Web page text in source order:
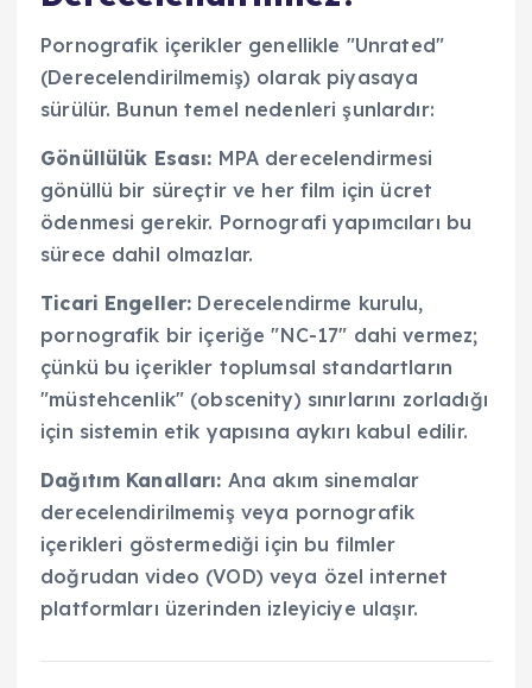
Pornografik içerikler genellikle "Unrated"
(Derecelendirilmemiş) olarak piyasaya
sürülür. Bunun temel nedenleri şunlardır:
Gönüllülük Esası: MPA derecelendirmesi
gönüllü bir süreçtir ve her film için ücret
ödenmesi gerekir. Pornografi yapımcıları bu
sürece dahil olmazlar.
Ticari Engeller: Derecelendirme kurulu,
pornografik bir içeriğe "NC-17" dahi vermez;
çünkü bu içerikler toplumsal standartların
"müstehcenlik" (obscenity) sınırlarını zorladığı
için sistemin etik yapısına aykırı kabul edilir.
Dağıtım Kanalları: Ana akım sinemalar
derecelendirilmemiş veya pornografik
içerikleri göstermediği için bu filmler
doğrudan video (VOD) veya özel internet
platformları üzerinden izleyiciye ulaşır.